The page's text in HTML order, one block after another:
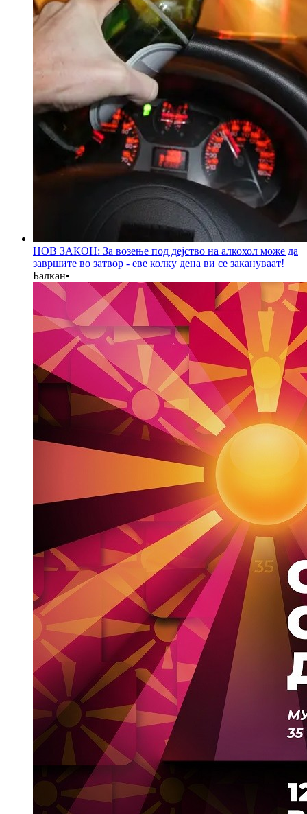
НОВ ЗАКОН: За возење под дејство на алкохол може да
завршите во затвор - еве колку дена ви се закануваат!
Балкан•